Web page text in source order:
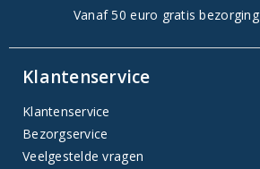
Vanaf 50 euro gratis bezorging
Klantenservice
Klantenservice
Bezorgservice
Veelgestelde vragen